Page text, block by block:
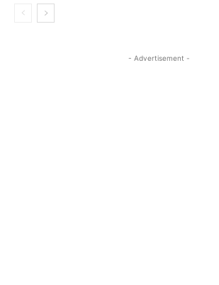
- Advertisement -